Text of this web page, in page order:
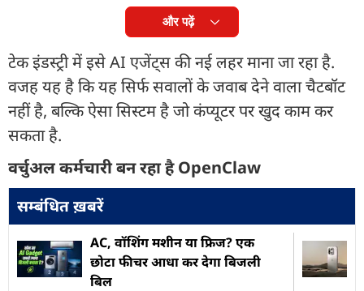
और पढ़ें
टेक इंडस्ट्री में इसे AI एजेंट्स की नई लहर माना जा रहा है.
वजह यह है कि यह सिर्फ सवालों के जवाब देने वाला चैटबॉट
नहीं है, बल्कि ऐसा सिस्टम है जो कंप्यूटर पर खुद काम कर
सकता है.
वर्चुअल कर्मचारी बन रहा है OpenClaw
सम्बंधित ख़बरें
AC, वॉशिंग मशीन या फ्रिज? एक
छोटा फीचर आधा कर देगा बिजली
बिल